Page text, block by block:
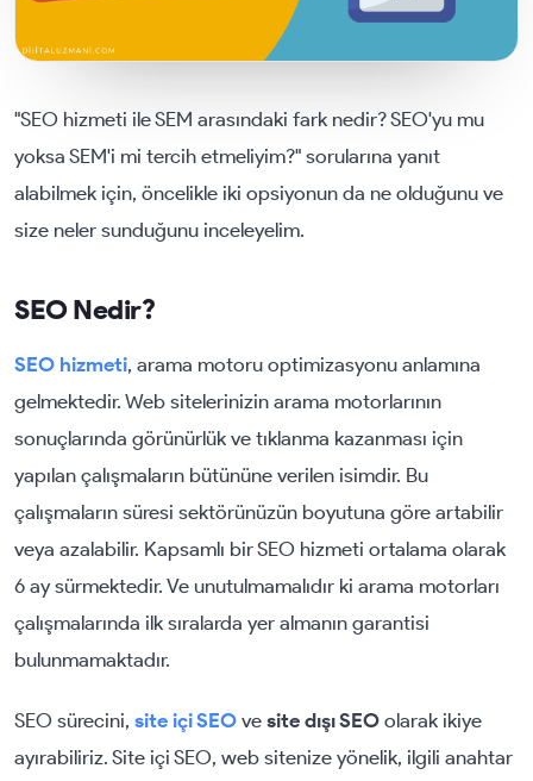
"SEO hizmeti ile SEM arasındaki fark nedir? SEO'yu mu
yoksa SEM'i mi tercih etmeliyim?" sorularına yanıt
alabilmek için, öncelikle iki opsiyonun da ne olduğunu ve
size neler sunduğunu inceleyelim.
SEO Nedir?
SEO hizmeti, arama motoru optimizasyonu anlamına
gelmektedir. Web sitelerinizin arama motorlarının
sonuçlarında görünürlük ve tıklanma kazanması için
yapılan çalışmaların bütününe verilen isimdir. Bu
çalışmaların süresi sektörünüzün boyutuna göre artabilir
veya azalabilir. Kapsamlı bir SEO hizmeti ortalama olarak
6 ay sürmektedir. Ve unutulmamalıdır ki arama motorları
çalışmalarında ilk sıralarda yer almanın garantisi
bulunmamaktadır.
SEO sürecini, site içi SEO ve site dışı SEO olarak ikiye
ayırabiliriz. Site içi SEO, web sitenize yönelik, ilgili anahtar